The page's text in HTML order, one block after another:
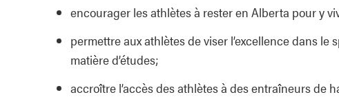
encourager les athlètes à rester en Alberta pour y
permettre aux athlètes de viser l’excellence dans
matière d’études;
accroître l’accès des athlètes à des entraîneurs de